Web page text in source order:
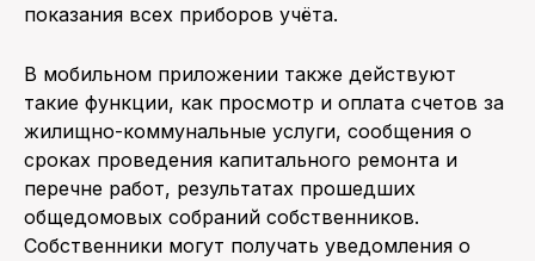
показания всех приборов учёта.
В мобильном приложении также действуют
такие функции, как просмотр и оплата счетов за
жилищно-коммунальные услуги, сообщения о
сроках проведения капитального ремонта и
перечне работ, результатах прошедших
общедомовых собраний собственников.
Собственники могут получать уведомления о